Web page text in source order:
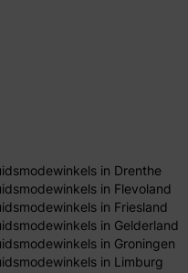
in Drenthe
in Flevoland
in Friesland
in Gelderland
in Groningen
in Limburg